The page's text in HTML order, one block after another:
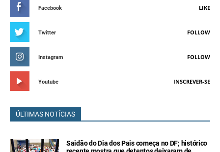
Facebook LIKE
Twitter FOLLOW
Instagram FOLLOW
Youtube INSCREVER-SE
ÚLTIMAS NOTÍCIAS
Saidão do Dia dos Pais começa no DF; histórico